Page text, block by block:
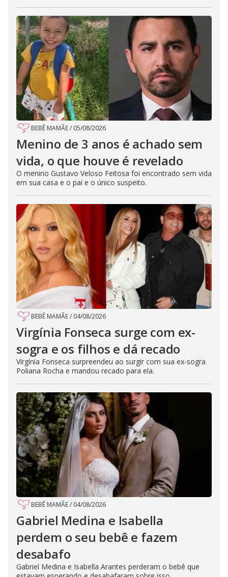
BEBÊ MAMÃE/ 05/08/2026
Menino de 3 anos é achado sem
vida, o que houve é revelado
O menino Gustavo Veloso Feitosa foi encontrado sem vida
em sua casa e o pai e o único suspeito.
BEBÊ MAMÃE/ 04/08/2026
Virgínia Fonseca surge com ex-
sogra e os filhos e dá recado
Virgínia Fonseca surpreendeu ao surgir com sua ex-sogra
Poliana Rocha e mandou recado para ela.
BEBÊ MAMÃE/ 04/08/2026
Gabriel Medina e Isabella
perdem o seu bebê e fazem
desabafo
Gabriel Medina e Isabella Arantes perderam o bebê que